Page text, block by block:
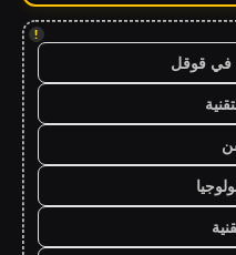
!
في قوقل